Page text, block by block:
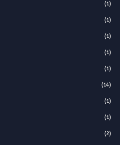
(1)
(1)
(1)
(1)
(1)
(14)
(1)
(1)
(2)